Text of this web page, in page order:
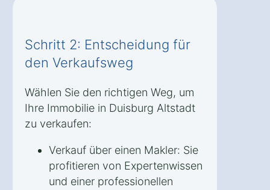
Schritt 2: Entscheidung für
den Verkaufsweg
Wählen Sie den richtigen Weg, um
Ihre Immobilie in Duisburg Altstadt
zu verkaufen:
Verkauf über einen Makler: Sie
profitieren von Expertenwissen
und einer professionellen